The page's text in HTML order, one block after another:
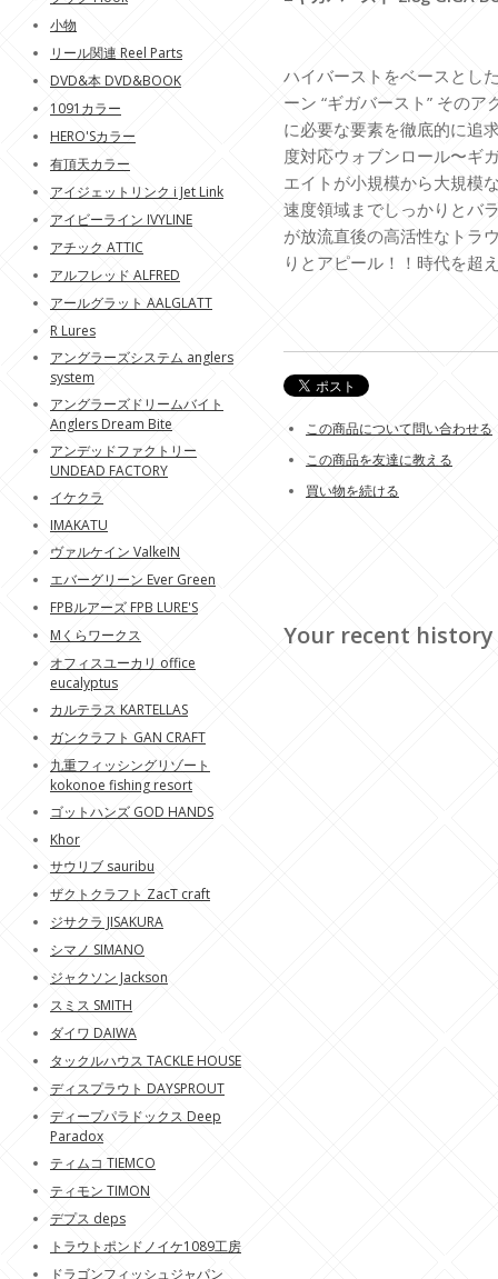
ハイバーストをベースとし
ーン “ギガバースト” その
に必要な要素を徹底的に追
度対応ウォブンロール〜ギ
エイトが小規模から大規模
速度領域までしっかりとバ
が放流直後の高活性なトラ
りとアピール！！時代を超
この商品について問い合わせる
この商品を友達に教える
買い物を続ける
Your recent history
小物
リール関連 Reel Parts
DVD&本 DVD&BOOK
1091カラー
HERO'Sカラー
有頂天カラー
アイジェットリンク i Jet Link
アイビーライン IVYLINE
アチック ATTIC
アルフレッド ALFRED
アールグラット AALGLATT
R Lures
アングラーズシステム anglers
system
アングラーズドリームバイト
Anglers Dream Bite
アンデッドファクトリー
UNDEAD FACTORY
イケクラ
IMAKATU
ヴァルケイン ValkeIN
エバーグリーン Ever Green
FPBルアーズ FPB LURE'S
Mくらワークス
オフィスユーカリ office
eucalyptus
カルテラス KARTELLAS
ガンクラフト GAN CRAFT
九重フィッシングリゾート
kokonoe fishing resort
ゴットハンズ GOD HANDS
Khor
サウリブ sauribu
ザクトクラフト ZacT craft
ジサクラ JISAKURA
シマノ SIMANO
ジャクソン Jackson
スミス SMITH
ダイワ DAIWA
タックルハウス TACKLE HOUSE
ディスプラウト DAYSPROUT
ディープパラドックス Deep
Paradox
ティムコ TIEMCO
ティモン TIMON
デプス deps
トラウトポンドノイケ1089工房
ドラゴンフィッシュジャパン